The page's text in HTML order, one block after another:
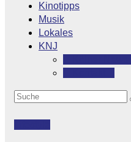
Kinotipps
Musik
Lokales
KNJ